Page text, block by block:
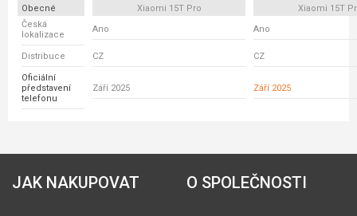
Obecné Xiaomi 15T Pro
Xiaomi 15T
Česká
lokalizace
Ano Ano
Distribuce CZ CZ
Oficiální
představení
telefonu
Září 2025 Září 2025
JAK NAKUPOVAT O SPOLEČNOSTI